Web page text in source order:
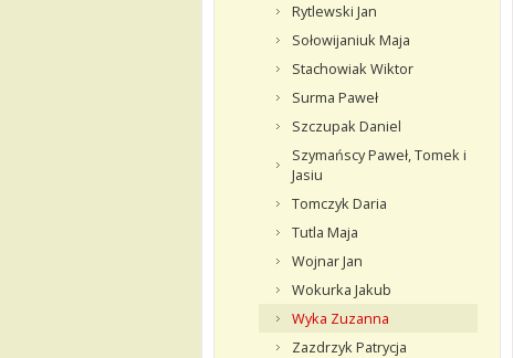
Rytlewski Jan
Sołowijaniuk Maja
Stachowiak Wiktor
Surma Paweł
Szczupak Daniel
Szymańscy Paweł, Tomek i
Jasiu
Tomczyk Daria
Tutla Maja
Wojnar Jan
Wokurka Jakub
Wyka Zuzanna
Zazdrzyk Patrycja